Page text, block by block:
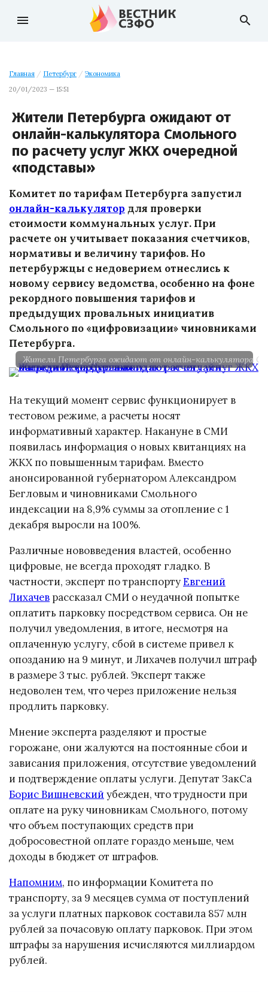
menu search
Главная / Петербург / Экономика
20/01/2023 — 15:51
Жители Петербурга ожидают от
онлайн-калькулятора Смольного
по расчету услуг ЖКХ очередной
«подставы»
Комитет по тарифам Петербурга запустил
онлайн-калькулятор для проверки
стоимости коммунальных услуг. При
расчете он учитывает показания счетчиков,
нормативы и величину тарифов. Но
петербуржцы с недоверием отнеслись к
новому сервису ведомства, особенно на фоне
рекордного повышения тарифов и
предыдущих провальных инициатив
Смольного по «цифровизации» чиновниками
Петербурга.
Жители Петербурга ожидают от онлайн-калькулятора
На текущий момент сервис функционирует в
тестовом режиме, а расчеты носят
информативный характер. Накануне в СМИ
появилась информация о новых квитанциях на
ЖКХ по повышенным тарифам. Вместо
анонсированной губернатором Александром
Бегловым и чиновниками Смольного
индексации на 8,9% суммы за отопление с 1
декабря выросли на 100%.
Различные нововведения властей, особенно
цифровые, не всегда проходят гладко. В
частности, эксперт по транспортуЕвгений
Лихачев рассказал СМИ о неудачной попытке
оплатить парковку посредством сервиса. Он не
получил уведомления, в итоге, несмотря на
оплаченную услугу, сбой в системе привел к
опозданию на 9 минут, и Лихачев получил штраф
в размере 3 тыс. рублей. Эксперт также
недоволен тем, что через приложение нельзя
продлить парковку.
Мнение эксперта разделяют и простые
горожане, они жалуются на постоянные сбои и
зависания приложения, отсутствие уведомлений
и подтверждение оплаты услуги. Депутат ЗакСа
Борис Вишневский убежден, что трудности при
оплате на руку чиновникам Смольного, потому
что объем поступающих средств при
добросовестной оплате гораздо меньше, чем
доходы в бюджет от штрафов.
Напомним, по информации Комитета по
транспорту, за 9 месяцев сумма от поступлений
за услуги платных парковок составила 857 млн
рублей за почасовую оплату парковок. При этом
штрафы за нарушения исчисляются миллиардом
рублей.